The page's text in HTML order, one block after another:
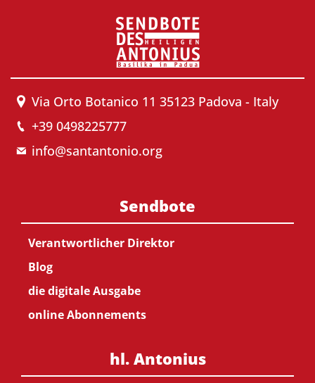
Via Orto Botanico 11 35123 Padova - Italy
+39 0498225777
info@santantonio.org
Sendbote
Verantwortlicher Direktor
Blog
die digitale Ausgabe
online Abonnements
hl. Antonius